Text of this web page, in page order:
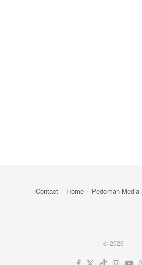
Contact Home Pedoman Media
© 2026